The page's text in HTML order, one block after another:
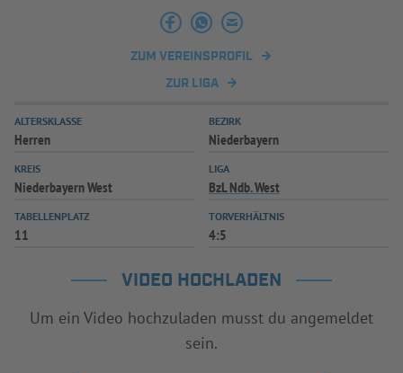
INFOTHEK SPIELPLUS
ZUM VEREINSPROFIL
ZUR LIGA
ALTERSKLASSE
Herren
BEZIRK
Niederbayern
KREIS
Niederbayern West
LIGA
BzL Ndb. West
TABELLENPLATZ
11
TORVERHÄLTNIS
4:5
VIDEO HOCHLADEN
Um ein Video hochzuladen musst du angemeldet
sein.